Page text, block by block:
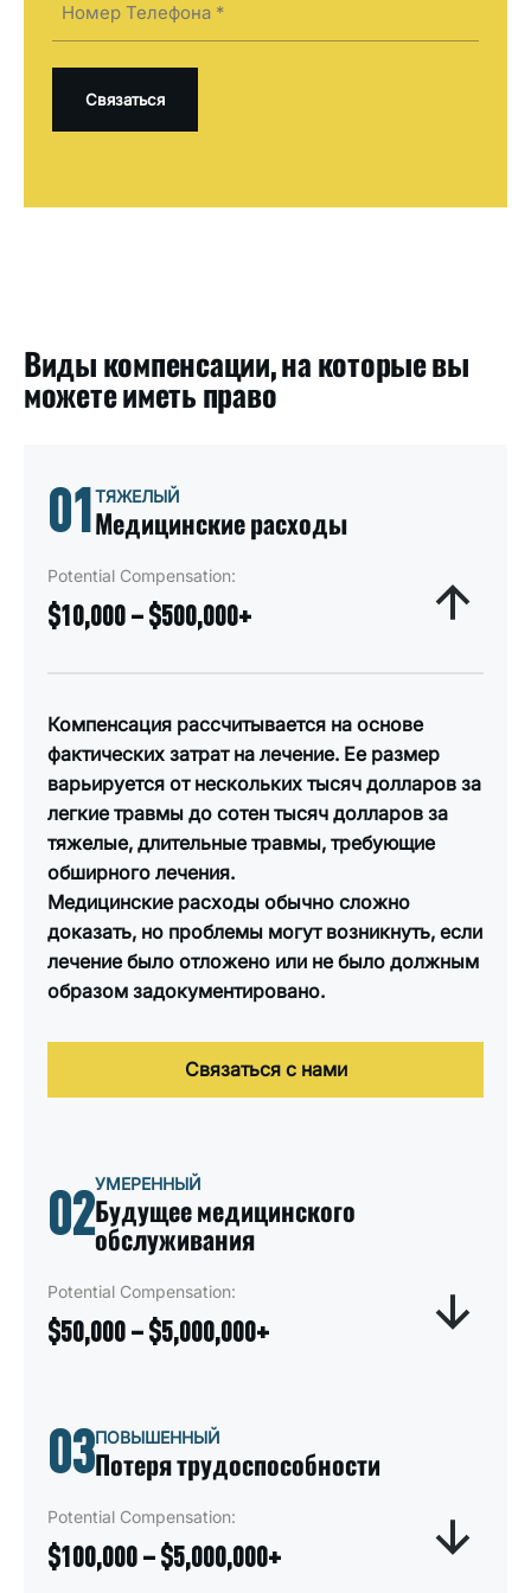
Виды компенсации, на которые вы
можете иметь право
01ТЯЖЕЛЫЙ
Медицинские расходы
Potential Compensation:
$10,000 – $500,000+
Компенсация рассчитывается на основе
фактических затрат на лечение. Ее размер
варьируется от нескольких тысяч долларов за
легкие травмы до сотен тысяч долларов за
тяжелые, длительные травмы, требующие
обширного лечения.
Медицинские расходы обычно сложно
доказать, но проблемы могут возникнуть, если
лечение было отложено или не было должным
образом задокументировано.
Связаться с нами
02УМЕРЕННЫЙ
Будущее медицинского
обслуживания
Potential Compensation:
$50,000 – $5,000,000+
покрывает предполагаемые расходы на
текущее или долгосрочное лечение,
необходимое после автомобильной аварии.
Сюда входят расходы, связанные с
реабилитацией, операциями, терапией или
пожизненным уходом в случае постоянной
03ПОВЫШЕННЫЙ
Потеря трудоспособности
Potential Compensation:
$100,000 – $5,000,000+